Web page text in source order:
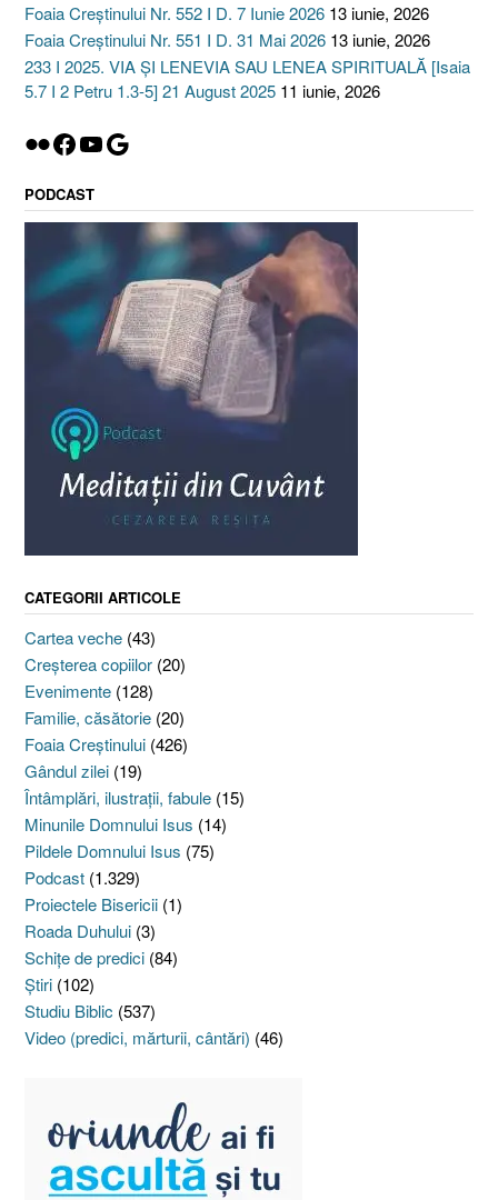
Foaia Creștinului Nr. 552 I D. 7 Iunie 2026 13 iunie, 2026
Foaia Creștinului Nr. 551 I D. 31 Mai 2026 13 iunie, 2026
233 I 2025. VIA ȘI LENEVIA SAU LENEA SPIRITUALĂ [Isaia
5.7 I 2 Petru 1.3-5] 21 August 2025 11 iunie, 2026
Flickr
Facebook
YouTube
Google
PODCAST
CATEGORII ARTICOLE
Cartea veche (43)
Creşterea copiilor (20)
Evenimente (128)
Familie, căsătorie (20)
Foaia Creştinului (426)
Gândul zilei (19)
Întâmplări, ilustraţii, fabule (15)
Minunile Domnului Isus (14)
Pildele Domnului Isus (75)
Podcast (1.329)
Proiectele Bisericii (1)
Roada Duhului (3)
Schiţe de predici (84)
Ştiri (102)
Studiu Biblic (537)
Video (predici, mărturii, cântări) (46)